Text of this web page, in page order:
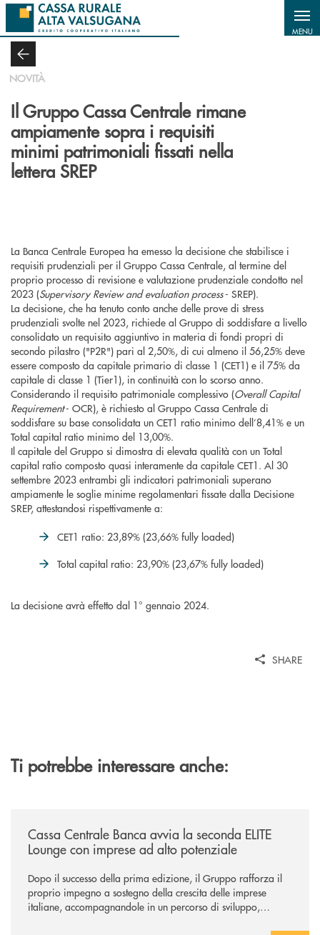
Salta al contenuto principale
MENU
NOVITÀ
Il Gruppo Cassa Centrale rimane
ampiamente sopra i requisiti
minimi patrimoniali fissati nella
lettera SREP
La Banca Centrale Europea ha emesso la decisione che stabilisce i
requisiti prudenziali per il Gruppo Cassa Centrale, al termine del
proprio processo di revisione e valutazione prudenziale condotto nel
2023 (Supervisory Review and evaluation process- SREP).
La decisione, che ha tenuto conto anche delle prove di stress
prudenziali svolte nel 2023, richiede al Gruppo di soddisfare a livello
consolidato un requisito aggiuntivo in materia di fondi propri di
secondo pilastro ("P2R") pari al 2,50%, di cui almeno il 56,25% deve
essere composto da capitale primario di classe 1 (CET1) e il 75% da
capitale di classe 1 (Tier1), in continuità con lo scorso anno.
Considerando il requisito patrimoniale complessivo (Overall Capital
Requirement- OCR), è richiesto al Gruppo Cassa Centrale di
soddisfare su base consolidata un CET1 ratio minimo dell’8,41% e un
Total capital ratio minimo del 13,00%.
Il capitale del Gruppo si dimostra di elevata qualità con un Total
capital ratio composto quasi interamente da capitale CET1. Al 30
settembre 2023 entrambi gli indicatori patrimoniali superano
ampiamente le soglie minime regolamentari fissate dalla Decisione
SREP, attestandosi rispettivamente a:
CET1 ratio: 23,89% (23,66% fully loaded)
Total capital ratio: 23,90% (23,67% fully loaded)
La decisione avrà effetto dal 1° gennaio 2024.
SHARE
Ti potrebbe interessare anche:
Cassa Centrale Banca avvia la seconda ELITE
Lounge con imprese ad alto potenziale
Dopo il successo della prima edizione, il Gruppo rafforza il
proprio impegno a sostegno della crescita delle imprese
italiane, accompagnandole in un percorso di sviluppo,